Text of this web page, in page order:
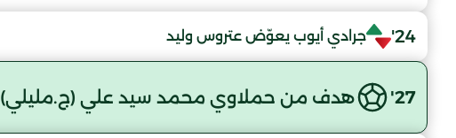
24' جرادي أيوب يعوّض عتروس وليد
27' هدف من حملاوي محمد سيد علي (ج.مليلي)